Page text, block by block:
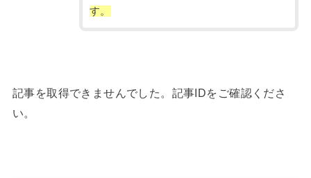
す。
記事を取得できませんでした。記事IDをご確認くださ
い。